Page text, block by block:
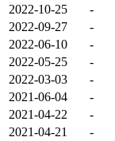
2022-10-25
-
2022-09-27
-
2022-06-10
-
2022-05-25
-
2022-03-03
-
2021-06-04
-
2021-04-22
-
2021-04-21
-